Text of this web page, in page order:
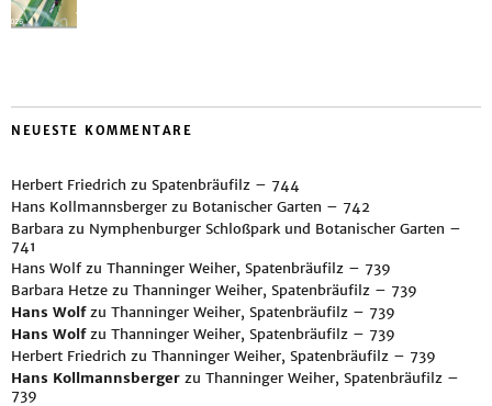
NEUESTE KOMMENTARE
Herbert Friedrich zu Spatenbräufilz – 744
Hans Kollmannsberger zu Botanischer Garten – 742
Barbara zu Nymphenburger Schloßpark und Botanischer Garten –
741
Hans Wolf zu Thanninger Weiher, Spatenbräufilz – 739
Barbara Hetze zu Thanninger Weiher, Spatenbräufilz – 739
Hans Wolfzu Thanninger Weiher, Spatenbräufilz – 739
Hans Wolfzu Thanninger Weiher, Spatenbräufilz – 739
Herbert Friedrich zu Thanninger Weiher, Spatenbräufilz – 739
Hans Kollmannsberger zu Thanninger Weiher, Spatenbräufilz –
739